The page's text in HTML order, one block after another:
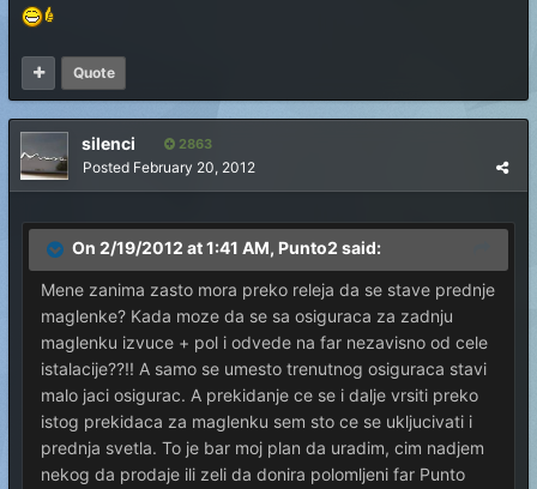
Quote
silenci 2863
Posted February 20, 2012
On 2/19/2012 at 1:41 AM, Punto2 said:
Mene zanima zasto mora preko releja da se stave prednje
maglenke? Kada moze da se sa osiguraca za zadnju
maglenku izvuce + pol i odvede na far nezavisno od cele
istalacije??!! A samo se umesto trenutnog osiguraca stavi
malo jaci osigurac. A prekidanje ce se i dalje vrsiti preko
istog prekidaca za maglenku sem sto ce se ukljucivati i
prednja svetla. To je bar moj plan da uradim, cim nadjem
nekog da prodaje ili zeli da donira polomljeni far Punto